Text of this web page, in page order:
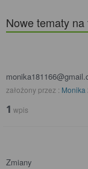
Nowe tematy na
założony przez : Monika
1 wpis
Zmiany